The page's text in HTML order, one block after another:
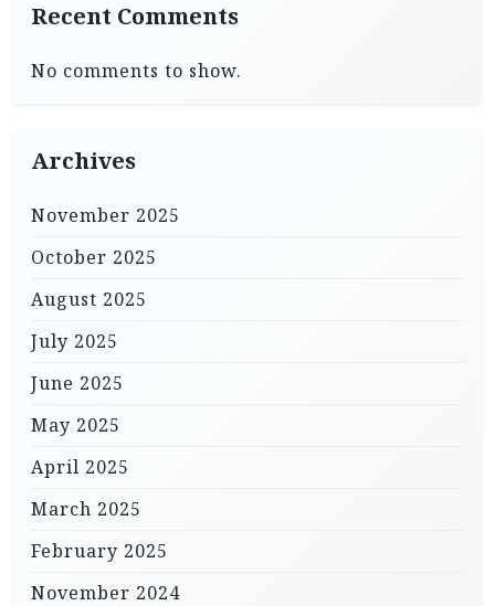
Recent Comments
No comments to show.
Archives
November 2025
October 2025
August 2025
July 2025
June 2025
May 2025
April 2025
March 2025
February 2025
November 2024